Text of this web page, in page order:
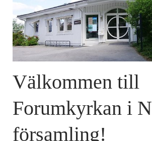
Välkommen till
Forumkyrkan i
församling!